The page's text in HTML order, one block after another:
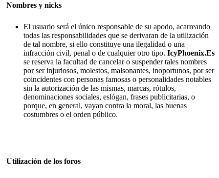
Nombres y nicks
El usuario será el único responsable de su apodo, acarreando
todas las responsabilidades que se derivaran de la utilización
de tal nombre, si ello constituye una ilegalidad o una
infracción civil, penal o de cualquier otro tipo. IcyPhoenix.Es
se reserva la facultad de cancelar o suspender tales nombres
por ser injuriosos, molestos, malsonantes, inoportunos, por ser
coincidentes con personas famosas o personalidades notables
sin la autorización de las mismas, marcas, rótulos,
denominaciones sociales, eslógan, frases publicitarias, o
porque, en general, vayan contra la moral, las buenas
costumbres o el orden público.
Utilización de los foros